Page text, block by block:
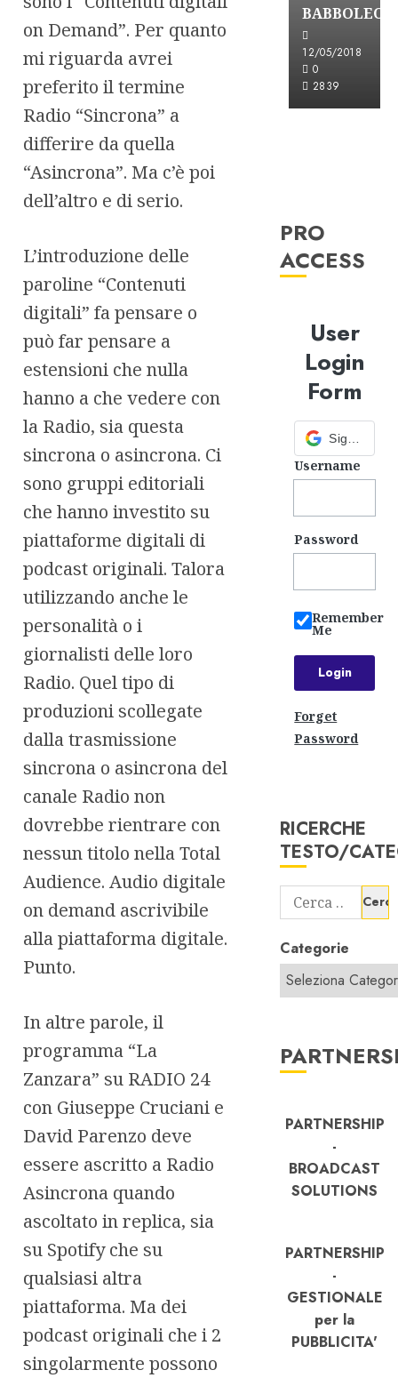
on Demand”. Per quanto
mi riguarda avrei
preferito il termine
Radio “Sincrona” a
differire da quella
“Asincrona”. Ma c’è poi
dell’altro e di serio.
L’introduzione delle
paroline “Contenuti
digitali” fa pensare o
può far pensare a
estensioni che nulla
hanno a che vedere con
la Radio, sia questa
sincrona o asincrona. Ci
sono gruppi editoriali
che hanno investito su
piattaforme digitali di
podcast originali. Talora
utilizzando anche le
personalità o i
giornalisti delle loro
Radio. Quel tipo di
produzioni scollegate
dalla trasmissione
sincrona o asincrona del
canale Radio non
dovrebbe rientrare con
nessun titolo nella Total
Audience. Audio digitale
on demand ascrivibile
alla piattaforma digitale.
Punto.
In altre parole, il
programma “La
Zanzara” su RADIO 24
con Giuseppe Cruciani e
David Parenzo deve
essere ascritto a Radio
Asincrona quando
ascoltato in replica, sia
su Spotify che su
qualsiasi altra
piattaforma. Ma dei
podcast originali che i 2
singolarmente possono
BABBOLEO
12/05/2018
0
2839
PRO
ACCESS
User
Login
Form
Username
Password
Remember
Me
Forget
Password
RICERCHE
TESTO/
Ricerca
per:
Categorie
PARTNERSHIP
-
BROADCAST
SOLUTIONS
PARTNERSHIP
-
GESTIONALE
per la
PUBBLICITA'